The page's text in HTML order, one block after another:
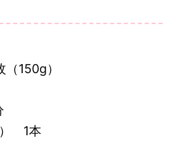
枚（150g）
分
） 1本